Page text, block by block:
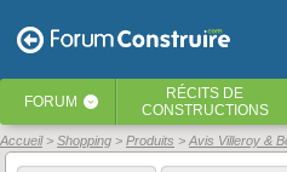
FORUM ‹ RÉCITS DE
CONSTRUCTIONS
Accueil Shopping Produits Avis Villeroy &